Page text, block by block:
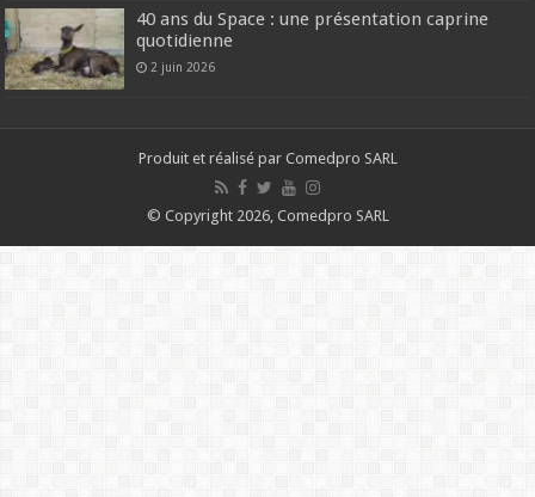
40 ans du Space : une présentation caprine
quotidienne
2 juin 2026
Produit et réalisé par Comedpro SARL
© Copyright 2026, Comedpro SARL